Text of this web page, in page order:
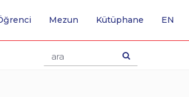
Mezun Kütüphane EN